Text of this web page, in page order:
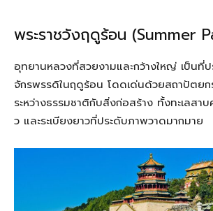
พระราชวังฤดูร้อน (Summer
อุทยานหลวงที่สวยงามและกว้างใหญ่ เป็นที่
จักรพรรดิในฤดูร้อน โดดเด่นด้วยสถาปัตย
ระหว่างธรรมชาติกับสิ่งก่อสร้าง ทั้งทะเลสา
ว และระเบียงยาวที่ประดับภาพวาดมากมาย